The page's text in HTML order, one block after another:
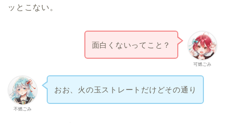
ッとこない。
可燃ごみ
面白くないってこと？
不燃ごみ
おお、火の玉ストレートだけどその通り